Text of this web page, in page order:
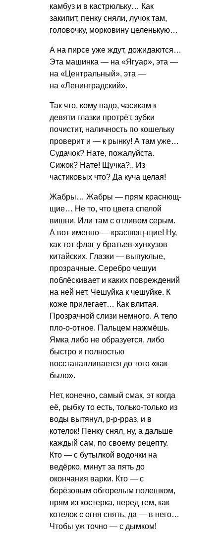
камбуз и в кастрюльку… Как
закипит, пенку сняли, лучок там,
головочку, морковину целенькую…
А на пирсе уже ждут, дожидаются…
Эта машинка — на «Ягуар», эта —
на «Центральный», эта —
на «Ленинградский».
Так что, кому надо, часикам к
девяти глазки протрёт, зубки
почистит, наличность по кошельку
проверит и — к рынку! А там уже…
Судачок? Нате, пожалуйста.
Сижок? Нате! Щучка?.. Из
частиковых что? Да куча целая!
Жабры… Жабры — прям краснющ-
щие… Не то, что цвета спелой
вишни. Или там с отливом серым.
А вот именно — краснющ-щие! Ну,
как тот флаг у братьев-хунхузов
китайских. Глазки — выпуклые,
прозрачные. Серебро чешуи
поблёскивает и каких повреждений
на ней нет. Чешуйка к чешуйке. К
коже прилегает… Как влитая.
Прозрачной слизи немного. А тело
пло-о-отное. Пальцем нажмёшь.
Ямка либо не образуется, либо
быстро и полностью
восстанавливается до того «как
было».
Нет, конечно, самый смак, эт когда
её, рыбку то есть, только-только из
воды вытянул, р-р-рраз, и в
котелок! Пенку снял, ну, а дальше
каждый сам, по своему рецепту.
Кто — с бутылкой водочки на
ведёрко, минут за пять до
окончания варки. Кто — с
берёзовым обгорелым полешком,
прям из костерка, перед тем, как
котелок с огня снять, да — в него…
Чтобы уж точно — с дымком!